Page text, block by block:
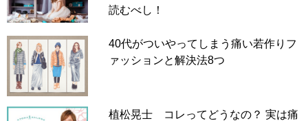
読むべし！
40代がついやってしまう痛い若作りフ
ァッションと解決法8つ
植松晃士 コレってどうなの？ 実は痛